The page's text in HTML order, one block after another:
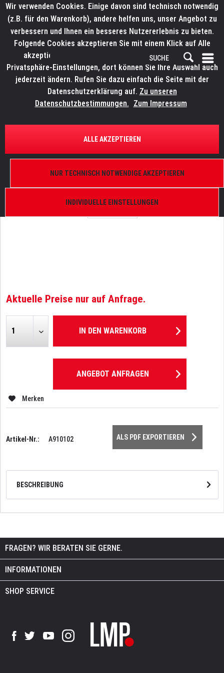
ÜBERSICHT ERSATZTEILE
ELATION 9900008939
Aktuelle Preise nur auf Anfrage.
IN DEN WARENKORB
ANGEBOT ANFRAGEN
Merken
Artikel-Nr.: A910102 ALS PDF EXPORTIEREN
BESCHREIBUNG
FRAGEN? WIR BERATEN SIE GERNE.
INFORMATIONEN
SHOP SERVICE
Wir verwenden Cookies. Einige davon sind technisch notwendig
(z.B. für den Warenkorb), andere helfen uns, unser Angebot zu
verbessern und Ihnen ein besseres Nutzererlebnis zu bieten.
Folgende Cookies akzeptieren Sie mit einem Klick auf Alle
akzeptieren. Weitere Informationen finden Sie in den
Privatsphäre-Einstellungen, dort können Sie Ihre Auswahl auch
jederzeit ändern. Rufen Sie dazu einfach die Seite mit der
Datenschutzerklärung auf. Zu unseren
Datenschutzbestimmungen. Zum Impressum
INDIVIDUELLE EINSTELLUNGEN
NUR TECHNISCH NOTWENDIGE AKZEPTIEREN
ALLE AKZEPTIEREN